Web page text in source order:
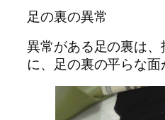
足の裏の異常
異常がある足の裏は
に、足の裏の平らな面